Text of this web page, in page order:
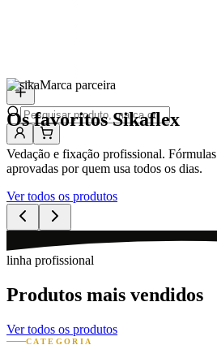
Marca parceira
Os favoritos Sikaflex
Vedação e fixação profissional. Fórmulas
aprovadas por quem usa todos os dias.
Ver todos os produtos
linha profissional
Produtos mais vendidos
Ver todos os produtos
CATEGORIA